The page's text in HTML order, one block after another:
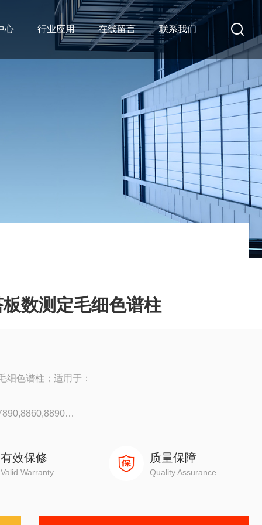
心 行业应用 在线留言 联系我们
数测定毛细色谱柱
细色谱柱；适用于：
有效保修
Valid Warranty
质量保障
Quality Assurance